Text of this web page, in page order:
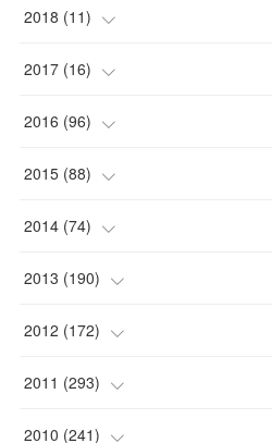
( 1)
(1)
( 1)
(1)
2018 (11)
(2)
(1)
(1)
(1)
2017 (16)
(1)
(2)
(1)
( 3)
2016 (96)
(2)
(5)
(6)
(3)
2015 (88)
(4)
(7)
(6)
(6)
12)
2014 (74)
(9)
(14)
(6)
( 1 )
2013 (190)
(17)
(22)
(11)
2012 (172)
(12)
(8)
2011 (293)
(32)
2010 (241)